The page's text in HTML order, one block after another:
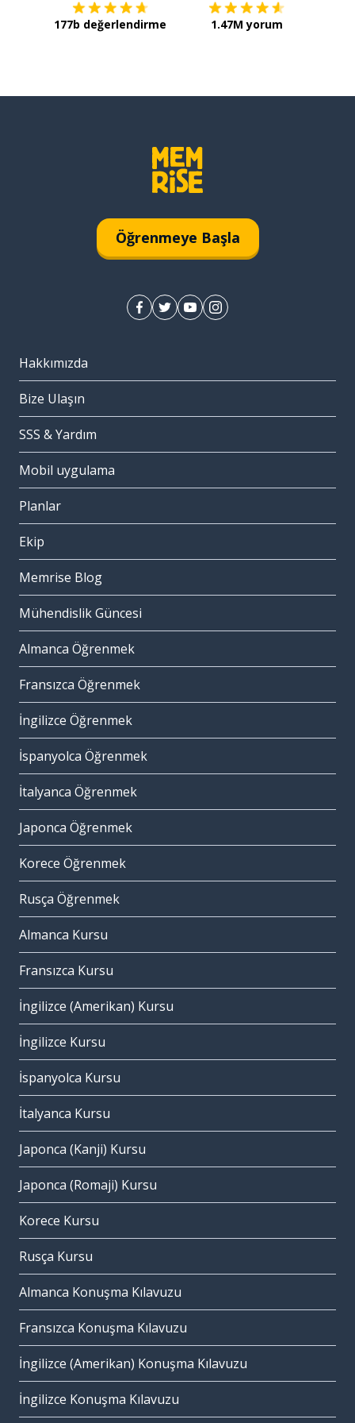
177b değerlendirme 1.47M yorum
Öğrenmeye Başla
Hakkımızda
Bize Ulaşın
SSS & Yardım
Mobil uygulama
Planlar
Ekip
Memrise Blog
Mühendislik Güncesi
Almanca Öğrenmek
Fransızca Öğrenmek
İngilizce Öğrenmek
İspanyolca Öğrenmek
İtalyanca Öğrenmek
Japonca Öğrenmek
Korece Öğrenmek
Rusça Öğrenmek
Almanca Kursu
Fransızca Kursu
İngilizce (Amerikan) Kursu
İngilizce Kursu
İspanyolca Kursu
İtalyanca Kursu
Japonca (Kanji) Kursu
Japonca (Romaji) Kursu
Korece Kursu
Rusça Kursu
Almanca Konuşma Kılavuzu
Fransızca Konuşma Kılavuzu
İngilizce (Amerikan) Konuşma Kılavuzu
İngilizce Konuşma Kılavuzu